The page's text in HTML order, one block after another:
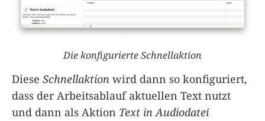
Die konfigurierte Schnellaktion
Diese Schnellaktion wird dann so konfiguriert,
dass der Arbeitsablauf aktuellen Text nutzt
und dann als Aktion Text in Audiodatei